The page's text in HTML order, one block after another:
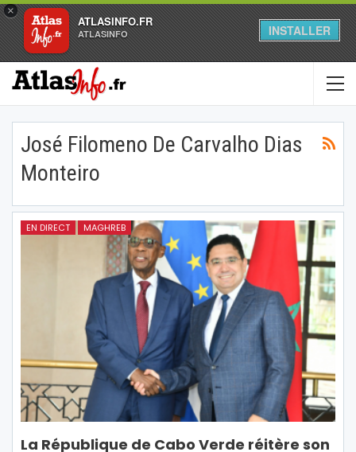
×
ATLASINFO.FR
ATLASINFO INSTALLER
José Filomeno De Carvalho Dias
Monteiro
EN DIRECT MAGHREB
La République de Cabo Verde réitère son